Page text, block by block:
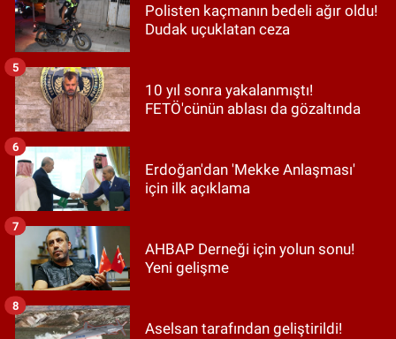
Polisten kaçmanın bedeli ağır oldu!
Dudak uçuklatan ceza
10 yıl sonra yakalanmıştı!
FETÖ'cünün ablası da gözaltında
5
Erdoğan'dan 'Mekke Anlaşması'
için ilk açıklama
6
AHBAP Derneği için yolun sonu!
Yeni gelişme
7
Aselsan tarafından geliştirildi!
8